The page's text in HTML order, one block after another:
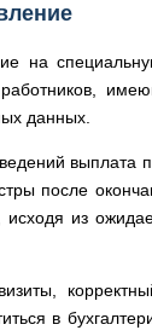
на
данных.
выплата
после
из
в